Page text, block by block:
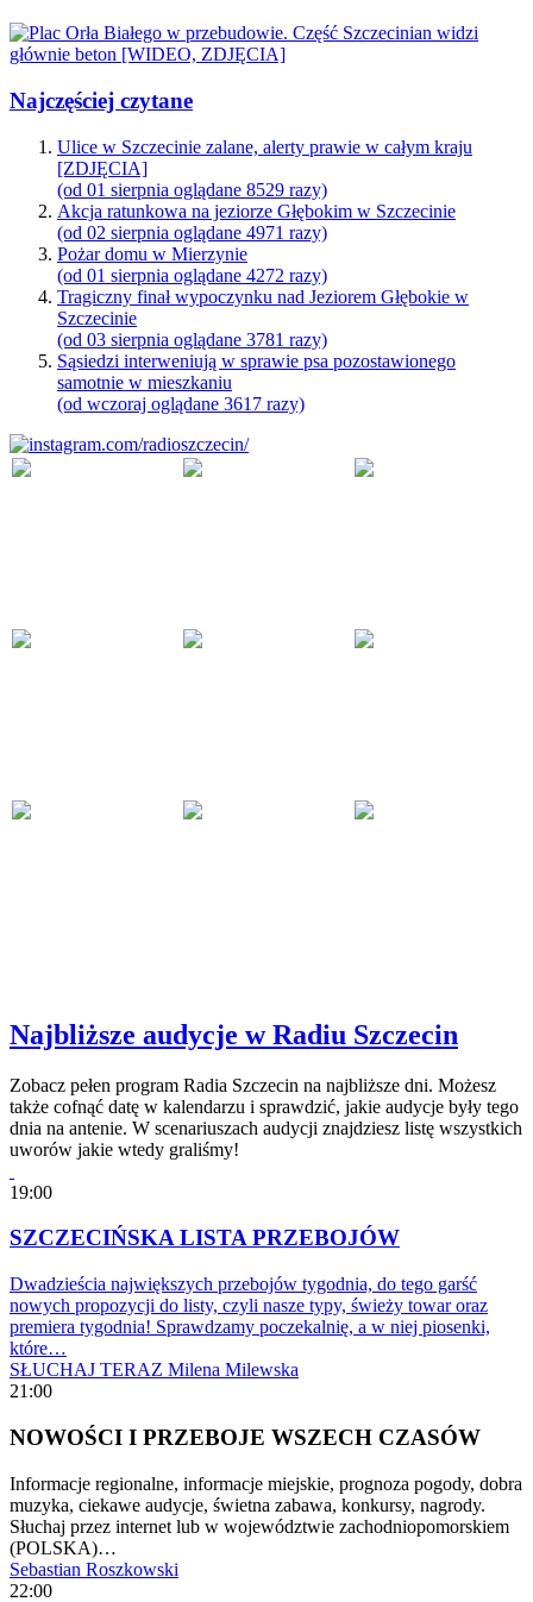
Najczęściej czytane
Ulice w Szczecinie zalane, alerty prawie w całym kraju
[ZDJĘCIA]
(od 01 sierpnia oglądane 8529 razy)
Akcja ratunkowa na jeziorze Głębokim w Szczecinie
(od 02 sierpnia oglądane 4971 razy)
Pożar domu w Mierzynie
(od 01 sierpnia oglądane 4272 razy)
Tragiczny finał wypoczynku nad Jeziorem Głębokie w
Szczecinie
(od 03 sierpnia oglądane 3781 razy)
Sąsiedzi interweniują w sprawie psa pozostawionego
samotnie w mieszkaniu
(od wczoraj oglądane 3617 razy)
Najbliższe audycje w Radiu Szczecin
Zobacz pełen program Radia Szczecin na najbliższe dni. Możesz
także cofnąć datę w kalendarzu i sprawdzić, jakie audycje były tego
dnia na antenie. W scenariuszach audycji znajdziesz listę wszystkich
uworów jakie wtedy graliśmy!
19:00
SZCZECIŃSKA LISTA PRZEBOJÓW
Dwadzieścia największych przebojów tygodnia, do tego garść
nowych propozycji do listy, czyli nasze typy, świeży towar oraz
premiera tygodnia! Sprawdzamy poczekalnię, a w niej piosenki,
które…
SŁUCHAJ TERAZ Milena Milewska
21:00
NOWOŚCI I PRZEBOJE WSZECH CZASÓW
Informacje regionalne, informacje miejskie, prognoza pogody, dobra
muzyka, ciekawe audycje, świetna zabawa, konkursy, nagrody.
Słuchaj przez internet lub w województwie zachodniopomorskiem
(POLSKA)…
Sebastian Roszkowski
22:00